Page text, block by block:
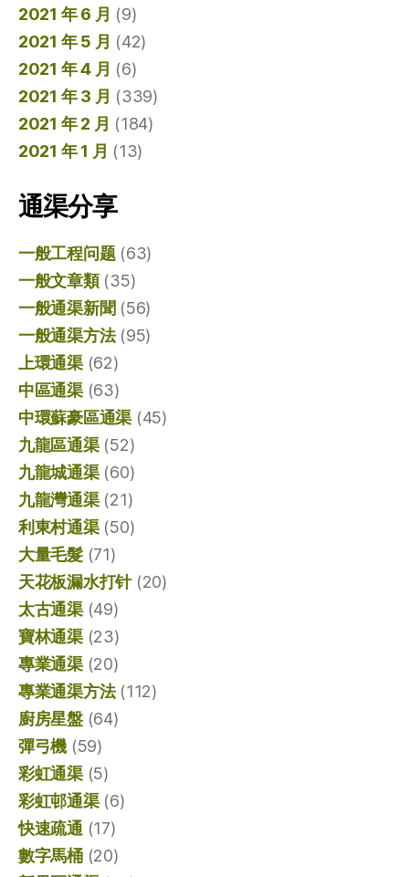
2021 年 6 月 (9)
2021 年 5 月 (42)
2021 年 4 月 (6)
2021 年 3 月 (339)
2021 年 2 月 (184)
2021 年 1 月 (13)
通渠分享
一般工程问题(63)
一般文章類(35)
一般通渠新聞 (56)
一般通渠方法(95)
上環通渠(62)
中區通渠(63)
中環蘇豪區通渠 (45)
九龍區通渠(52)
九龍城通渠(60)
九龍灣通渠(21)
利東村通渠(50)
大量毛髮(71)
天花板漏水打针(20)
太古通渠(49)
寶林通渠(23)
專業通渠(20)
專業通渠方法(112)
廚房星盤(64)
彈弓機 (59)
彩虹通渠(5)
彩虹邨通渠(6)
快速疏通 (17)
數字馬桶(20)